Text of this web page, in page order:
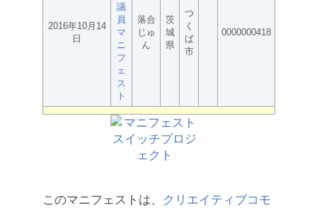
2016年10月14
日
議
員
マ
ニ
フ
ェ
ス
ト
落合
じゅ
ん
茨
城
県
つ
く
ば
市
0000000418
このマニフェストは、
クリエイティブコモ